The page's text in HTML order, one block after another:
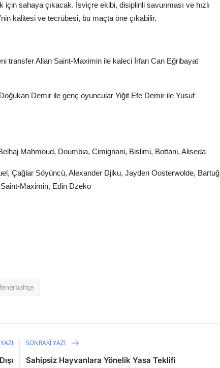
sahaya çıkacak. İsviçre ekibi, disiplinli savunması ve hızlı
kalitesi ve tecrübesi, bu maçta öne çıkabilir.
transfer Allan Saint-Maximin ile kaleci İrfan Can Eğribayat
Demir ile genç oyuncular Yiğit Efe Demir ile Yusuf
Mahmoud, Doumbia, Cimignani, Bislimi, Bottani, Aliseda
Çağlar Söyüncü, Alexander Djiku, Jayden Oosterwolde, Bartuğ
Maximin, Edin Dzeko
SONRAKI YAZI
Sahipsiz Hayvanlara Yönelik Yasa Teklifi